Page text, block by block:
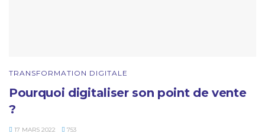
TRANSFORMATION DIGITALE
Pourquoi digitaliser son point de vente
?
17 MARS 2022 753